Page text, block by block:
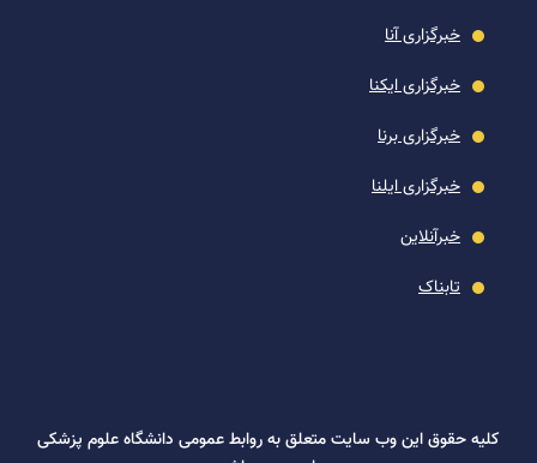
خبرگزاری آنا
خبرگزاری ایکنا
خبرگزاری برنا
خبرگزاری ایلنا
خبرآنلاین
تابناک
کلیه حقوق این وب سایت متعلق به روابط عمومی دانشگاه علوم پزشکی